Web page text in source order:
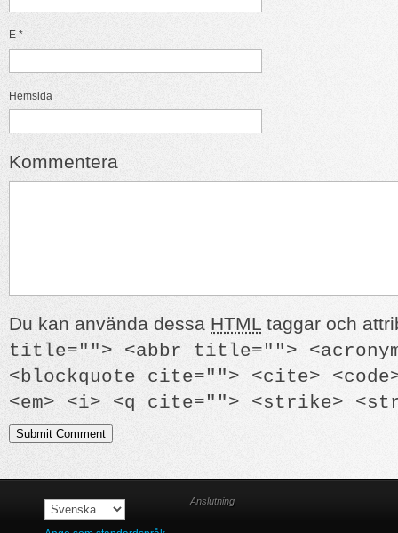
E *
Hemsida
Kommentera
Du kan använda dessa HTML taggar och
title=""> <abbr title="">
<blockquote cite=""> <cite>
<em> <i> <q cite=""> <strike>
Anslutning